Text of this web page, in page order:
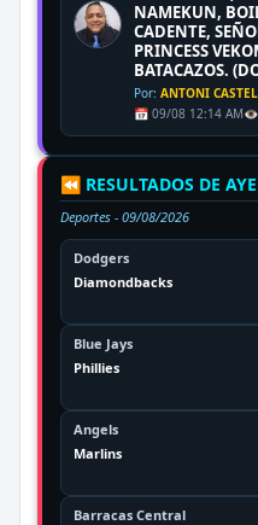
NAMEKUN,
CADENTE,
PRINCESS
BATACAZOS.
Por: ANTONI
📅 09/08 12:14 AM👁️
⏪ RESULTADOS DE
Deportes - 09/08/2026
Dodgers
Diamondbacks
Blue Jays
Phillies
Angels
Marlins
Barracas Central